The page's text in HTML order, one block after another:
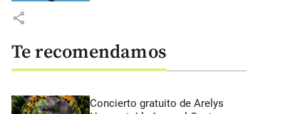
share
Te recomendamos
Concierto gratuito de Arelys